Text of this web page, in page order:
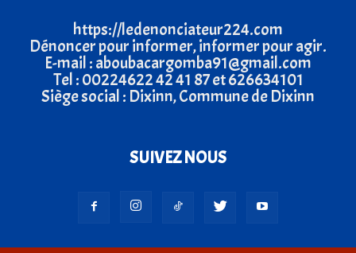
https://ledenonciateur224.com
Dénoncer pour informer, informer pour agir.
E-mail : aboubacargomba91@gmail.com
Tel : 00224622 42 41 87 et 626634101
Siège social : Dixinn, Commune de Dixinn
SUIVEZ NOUS